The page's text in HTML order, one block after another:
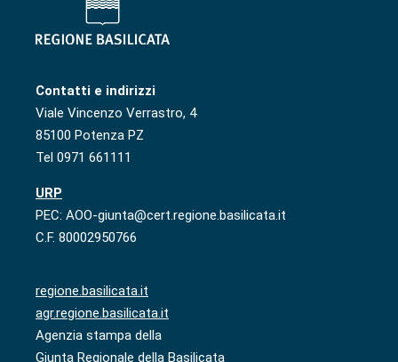
Contatti e indirizzi
Viale Vincenzo Verrastro, 4
85100 Potenza PZ
Tel 0971 661111
URP
PEC: AOO-giunta@cert.regione.basilicata.it
C.F. 80002950766
regione.basilicata.it
agr.regione.basilicata.it
Agenzia stampa della
Giunta Regionale della Basilicata